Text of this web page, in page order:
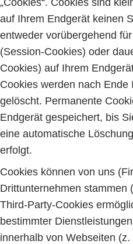
„Cookies“. Cookies sind
auf Ihrem Endgerät keinen
entweder vorübergehend
(Session-Cookies) oder
Cookies) auf Ihrem
Cookies werden nach
gelöscht. Permanente
Endgerät gespeichert, bis
eine automatische
erfolgt.
Cookies können von uns
Drittunternehmen stammen
Third-Party-Cookies
bestimmter
innerhalb von Webseiten